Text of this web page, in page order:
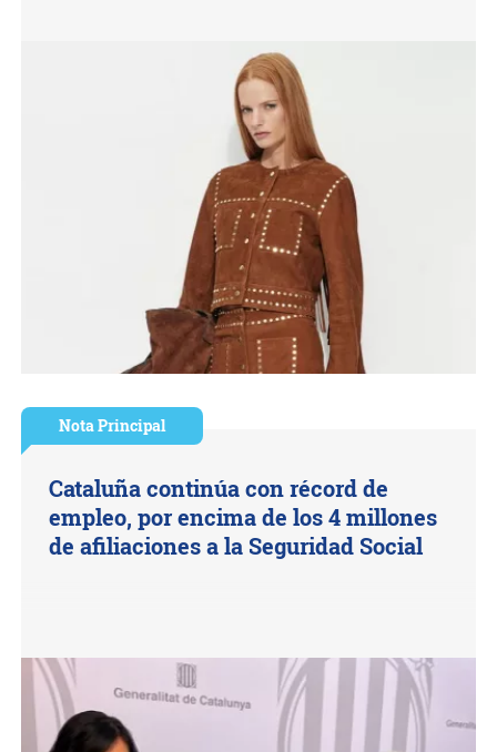
Nota Principal
Cataluña continúa con récord de
empleo, por encima de los 4 millones
de afiliaciones a la Seguridad Social